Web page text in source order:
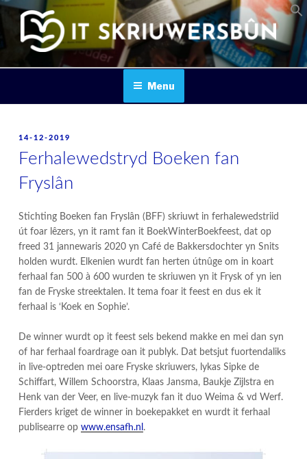
Skip
content
IT SKRIUWERSBOUN
Menu
POSTED
14-12-2019
Ferhalewedstryd Boeken fan
Fryslân
Stichting Boeken fan Fryslân (BFF) skriuwt in ferhalewedstriid
út foar lêzers, yn it ramt fan it BoekWinterBoekfeest, dat op
freed 31 jannewaris 2020 yn Café de Bakkersdochter yn Snits
holden wurdt. Elkenien wurdt fan herten útnûge om in koart
ferhaal fan 500 à 600 wurden te skriuwen yn it Frysk of yn ien
fan de Fryske streektalen. It tema foar it feest en dus ek it
ferhaal is ‘Koek en Sophie’.
De winner wurdt op it feest sels bekend makke en mei dan syn
of har ferhaal foardrage oan it publyk. Dat betsjut fuortendaliks
in live-optreden mei oare Fryske skriuwers, lykas Sipke de
Schiffart, Willem Schoorstra, Klaas Jansma, Baukje Zijlstra en
Henk van der Veer, en live-muzyk fan it duo Weima & vd Werf.
Fierders kriget de winner in boekepakket en wurdt it ferhaal
publisearre op www.ensafh.nl .